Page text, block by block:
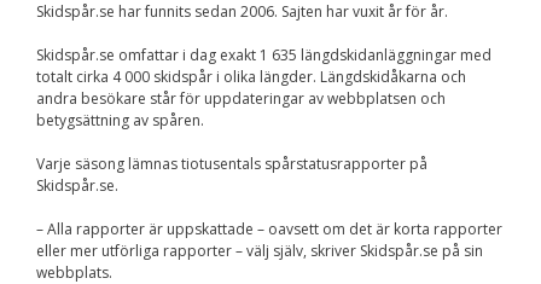
Skidspår.se har funnits sedan 2006. Sajten har vuxit år för år.
Skidspår.se omfattar i dag exakt 1 635 längdskidanläggningar med
totalt cirka 4 000 skidspår i olika längder. Längdskidåkarna och
andra besökare står för uppdateringar av webbplatsen och
betygsättning av spåren.
Varje säsong lämnas tiotusentals spårstatusrapporter på
Skidspår.se.
– Alla rapporter är uppskattade – oavsett om det är korta rapporter
eller mer utförliga rapporter – välj själv, skriver Skidspår.se på sin
webbplats.
inte att välja
för att
hemsidan över
huvud taget
ska fungera.
kunna
förbättra